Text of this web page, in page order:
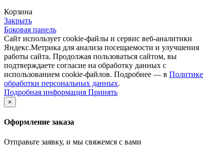
Корзина
Закрыть
Боковая панель
Сайт использует cookie-файлы и сервис веб-аналитики
Яндекс.Метрика для анализа посещаемости и улучшения
работы сайта. Продолжая пользоваться сайтом, вы
подтверждаете согласие на обработку данных с
использованием cookie-файлов. Подробнее — в Политике
обработки персональных данных.
Подробная информация Подробная
Принять
×
Оформление заказа
Отправьте заявку, и мы свяжемся с вами